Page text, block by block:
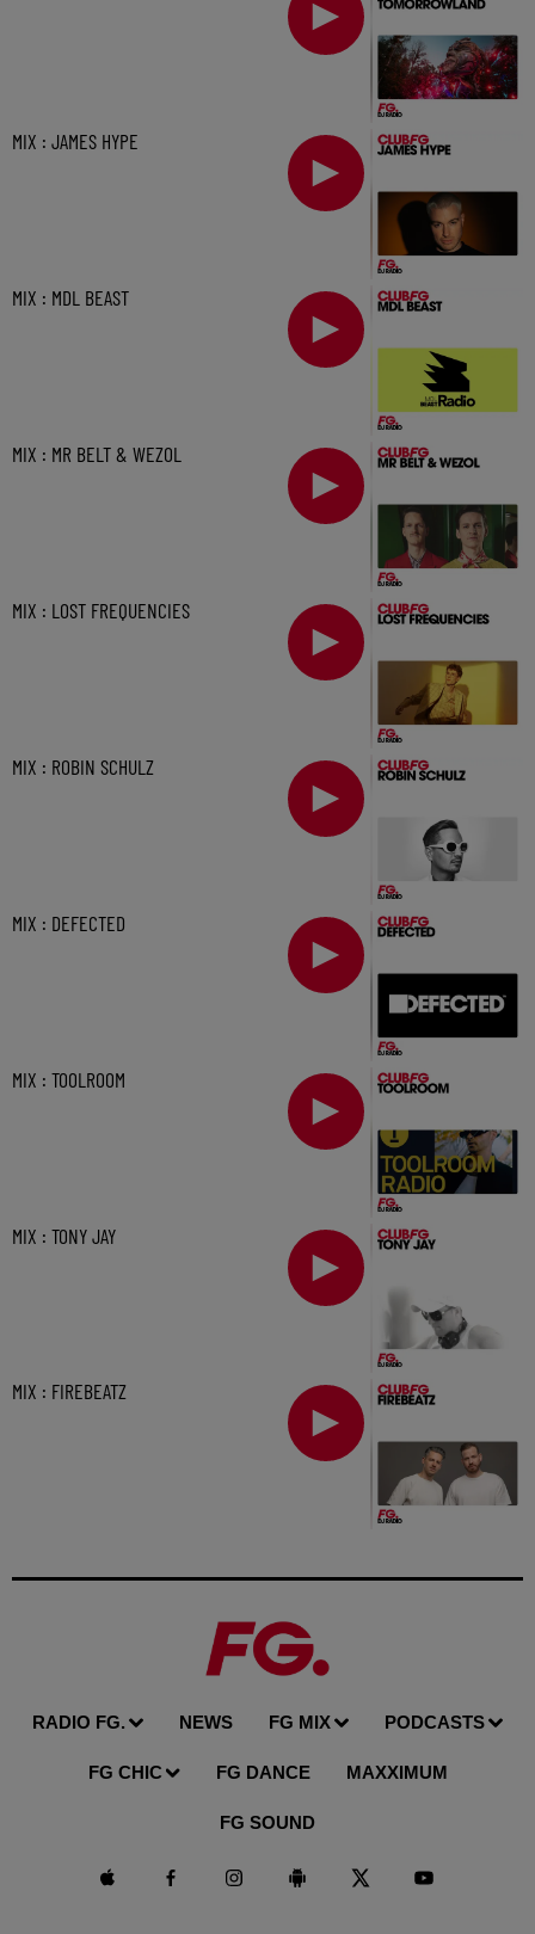
MIX : JAMES HYPE
MIX : MDL BEAST
MIX : MR BELT & WEZOL
MIX : LOST FREQUENCIES
MIX : ROBIN SCHULZ
MIX : DEFECTED
MIX : TOOLROOM
MIX : TONY JAY
MIX : FIREBEATZ
RADIO FG. NEWS FG MIX PODCASTS
FG CHIC FG DANCE MAXXIMUM
FG SOUND